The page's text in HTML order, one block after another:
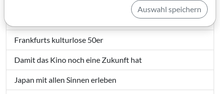
Frankfurts kulturlose 50er
Damit das Kino noch eine Zukunft hat
Japan mit allen Sinnen erleben
Auswahl speichern